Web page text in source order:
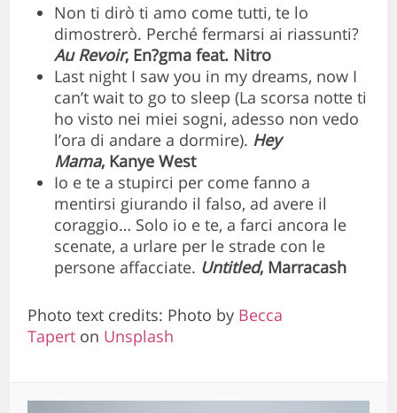
Non ti dirò ti amo come tutti, te lo
dimostrerò. Perché fermarsi ai riassunti?
Au Revoir, En?gma feat. Nitro
Last night I saw you in my dreams, now I
can’t wait to go to sleep (La scorsa notte ti
ho visto nei miei sogni, adesso non vedo
l’ora di andare a dormire). Hey
Mama, Kanye West
Io e te a stupirci per come fanno a
mentirsi giurando il falso, ad avere il
coraggio… Solo io e te, a farci ancora le
scenate, a urlare per le strade con le
persone affacciate. Untitled, Marracash
Photo text credits: Photo by Becca
Tapert on Unsplash